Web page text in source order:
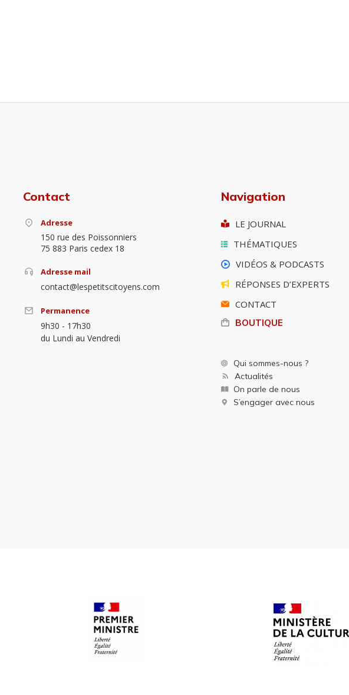
Contact
Adresse
150 rue des Poissonniers
75 883 Paris cedex 18
Adresse mail
contact@lespetitscitoyens.com
Permanence
9h30 - 17h30
du Lundi au Vendredi
Navigation
LE JOURNAL
THÉMATIQUES
VIDÉOS & PODCASTS
RÉPONSES D’EXPERTS
CONTACT
BOUTIQUE
Qui sommes-nous ?
Actualités
On parle de nous
S’engager avec nous